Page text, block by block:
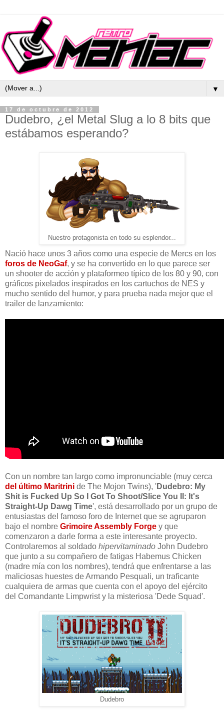
▼
17 de octubre de 2012
Dudebro, ¿el Metal Slug a lo 8 bits que
estábamos esperando?
Nuestro protagonista en todo su esplendor...
Nació hace unos 3 años como una especie de Mercs en los
foros de NeoGaf, y se ha convertido en lo que parece ser
un shooter de acción y plataformeo típico de los 80 y 90, con
gráficos pixelados inspirados en los cartuchos de NES y
mucho sentido del humor, y para prueba nada mejor que el
trailer de lanzamiento:
Con un nombre tan largo como impronunciable (muy cerca
del último Maritrini de The Mojon Twins), 'Dudebro: My
Shit is Fucked Up So I Got To Shoot/Slice You II: It's
Straight-Up Dawg Time', está desarrollado por un grupo de
entusiastas del famoso foro de Internet que se agruparon
bajo el nombre Grimoire Assembly Forge y que
comenzaron a darle forma a este interesante proyecto.
Controlaremos al soldado hipervitaminado John Dudebro
que junto a su compañero de fatigas Habemus Chicken
(madre mía con los nombres), tendrá que enfrentarse a las
maliciosas huestes de Armando Pesquali, un traficante
cualquiera de armas que cuenta con el apoyo del ejército
del Comandante Limpwrist y la misteriosa 'Dede Squad'.
Dudebro